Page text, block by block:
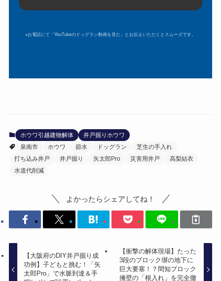
※お電話にて「YouTubeのドッグラン動画を見た」とお伝えいただくとスムーズです。
ホウワ引越建物解体
井戸掘りホウワ
泉南市
ホウワ 節水 ドッグラン
芝生の手入れ
打ち込み井戸
井戸掘り 矢太郎Pro 災害用井戸
高梨結衣
水道代削減
よかったらシェアしてね！
【大阪府のDIY井戸掘り成
功例】子どもと挑む！「矢
太郎Pro」で水脈到達＆手
【衝撃の解体現場】たった
3段のブロック塀の地下に
巨大要塞！？間知ブロック
擁壁の「根入れ」を完全撤